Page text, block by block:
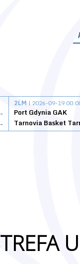
2LM | 2026-09-19
Port Gdynia GAK